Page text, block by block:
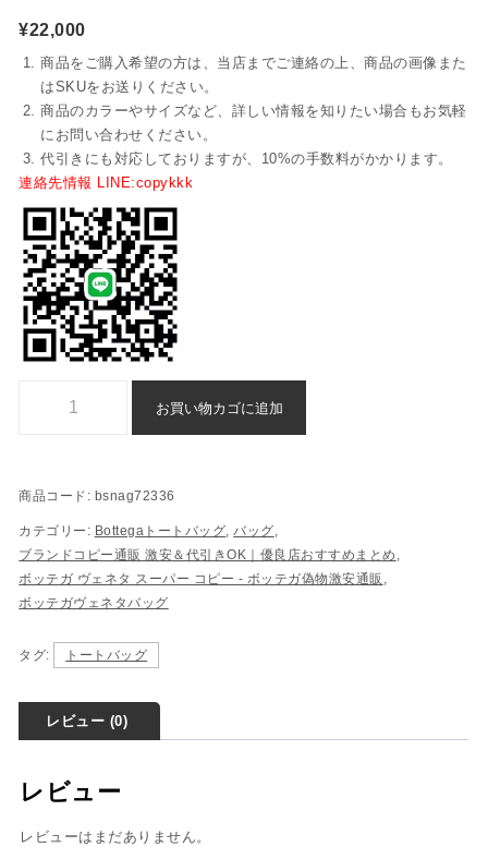
¥22,000
商品をご購入希望の方は、当店までご連絡の上、商品の画像また
はSKUをお送りください。
商品のカラーやサイズなど、詳しい情報を知りたい場合もお気軽
にお問い合わせください。
代引きにも対応しておりますが、10%の手数料がかかります。
連絡先情報 LINE:copykkk
お買い物カゴに追加
商品コード: bsnag72336
カテゴリー: Bottegaトートバッグ,バッグ,
ブランドコピー通販 激安＆代引きOK｜優良店おすすめまとめ ,
ボッテガ ヴェネタ スーパー コピー - ボッテガ偽物激安通販 ,
ボッテガヴェネタバッグ
タグ: トートバッグ
レビュー (0)
レビュー
レビューはまだありません。